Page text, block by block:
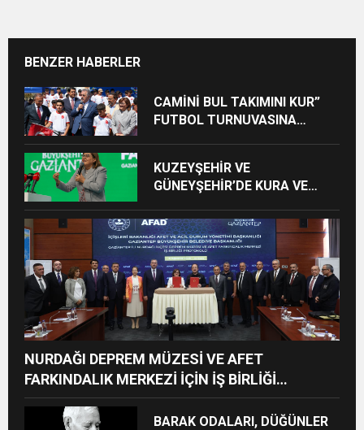
BENZER HABERLER
CAMİNİ BUL TAKIMINI KUR”
FUTBOL TURNUVASINA
KUZEYŞEHİR VE
GÜNEYŞEHİR’DE KURA VE
BAHÇELİEVLER’DE 5 BİN
KONUTUN TEMELİ ATILDI
NURDAĞI DEPREM MÜZESİ VE AFET
FARKINDALIK MERKEZİ İÇİN İŞ BİRLİĞİ
PROTOKOLÜ İMZALANDI
BARAK ODALARI, DÜĞÜNLER